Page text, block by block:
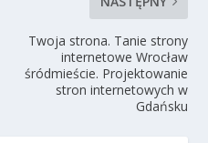
Twoja strona. Tanie strony
internetowe Wrocław
śródmieście. Projektowanie
stron internetowych w
Gdańsku